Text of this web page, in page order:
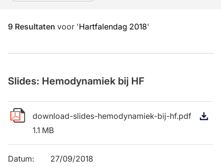
9 Resultaten voor 'Hartfalendag 2018'
Slides: Hemodynamiek bij HF
download-slides-hemodynamiek-bij-hf.pdf
1.1 MB
Datum:
27/09/2018